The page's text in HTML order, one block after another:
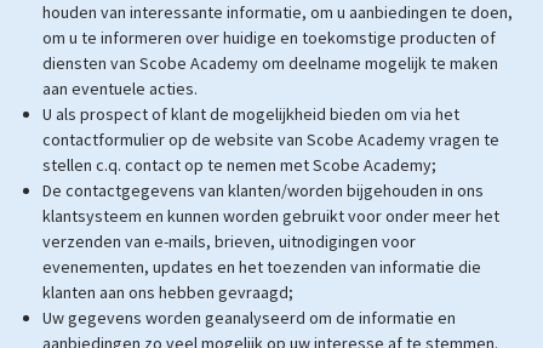
houden van interessante informatie, om u aanbiedingen te doen,
om u te informeren over huidige en toekomstige producten of
diensten van Scobe Academy om deelname mogelijk te maken
aan eventuele acties.
U als prospect of klant de mogelijkheid bieden om via het
contactformulier op de website van Scobe Academy vragen te
stellen c.q. contact op te nemen met Scobe Academy;
De contactgegevens van klanten/worden bijgehouden in ons
klantsysteem en kunnen worden gebruikt voor onder meer het
verzenden van e-mails, brieven, uitnodigingen voor
evenementen, updates en het toezenden van informatie die
klanten aan ons hebben gevraagd;
Uw gegevens worden geanalyseerd om de informatie en
aanbiedingen zo veel mogelijk op uw interesse af te stemmen.